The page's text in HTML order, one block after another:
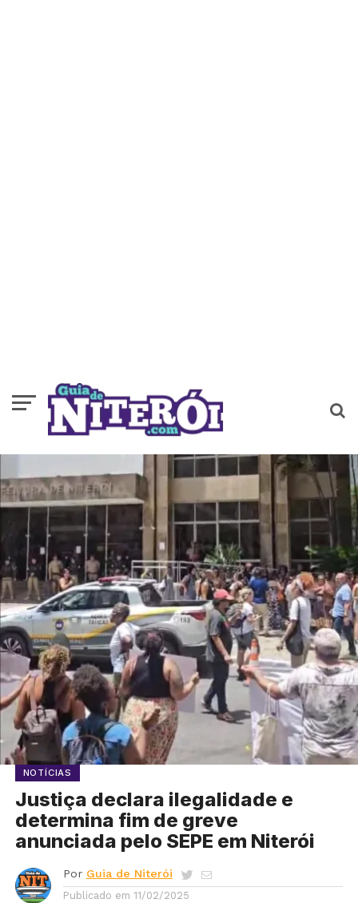
NOTÍCIAS
Justiça declara ilegalidade e
determina fim de greve
anunciada pelo SEPE em Niterói
Por Guia de Niterói
Publicado em 11/02/2025